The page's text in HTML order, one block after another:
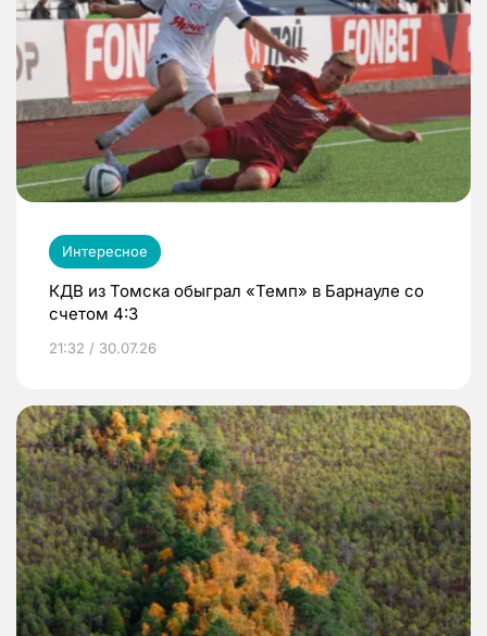
Интересное
КДВ из Томска обыграл «Темп» в Барнауле со
счетом 4:3
21:32 / 30.07.26